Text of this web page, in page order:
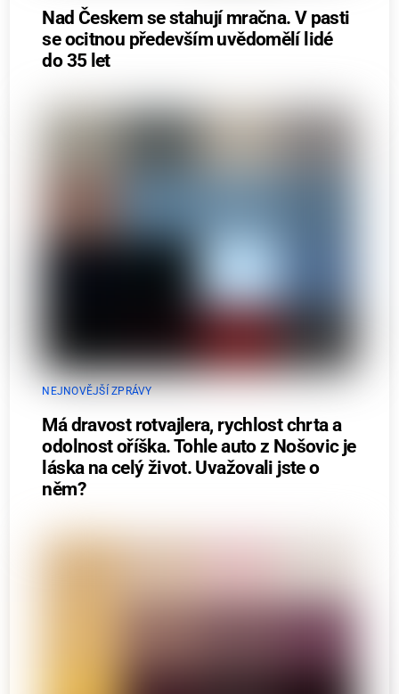
Nad Českem se stahují mračna. V pasti
se ocitnou především uvědomělí lidé
do 35 let
NEJNOVĚJŠÍ ZPRÁVY
Má dravost rotvajlera, rychlost chrta a
odolnost oříška. Tohle auto z Nošovic je
láska na celý život. Uvažovali jste o
něm?